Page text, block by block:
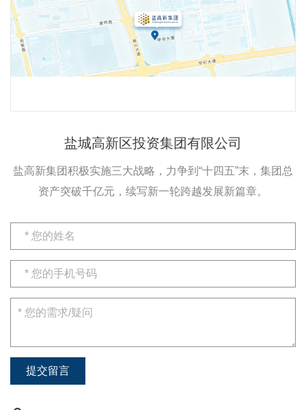
盐城高新区投资集团有限公司
盐高新集团积极实施三大战略，力争到“十四五”末，集团总
资产突破千亿元，续写新一轮跨越发展新篇章。